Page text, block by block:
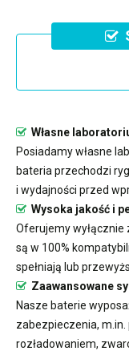
Własne
Posiadamy własne
bateria przechodzi
i wydajności przed
Wysoka jakość i
Oferujemy wyłącznie
są w 100%
spełniają lub
Zaawansowane
Nasze baterie
zabezpieczenia,
rozładowaniem,